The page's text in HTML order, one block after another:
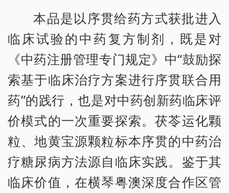
本品是以序贯给药方式获批进入
临床试验的中药复方制剂，既是对
《中药注册管理专门规定》中“鼓励探
索基于临床治疗方案进行序贯联合用
药”的践行，也是对中药创新药临床评
价模式的一次重要探索。茯苓运化颗
粒、地黄宝源颗粒标本序贯的中药治
疗糖尿病方法源自临床实践。鉴于其
临床价值，在横琴粤澳深度合作区管